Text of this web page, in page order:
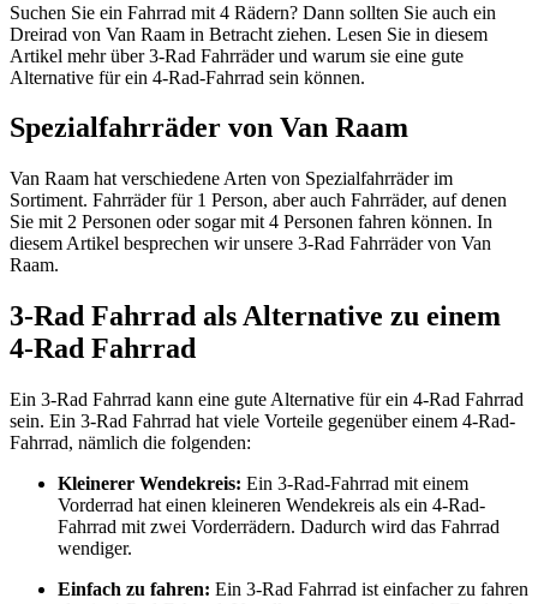
Suchen Sie ein Fahrrad mit 4 Rädern? Dann sollten Sie auch ein
Dreirad von Van Raam in Betracht ziehen. Lesen Sie in diesem
Artikel mehr über 3-Rad Fahrräder und warum sie eine gute
Alternative für ein 4-Rad-Fahrrad sein können.
Spezialfahrräder von Van Raam
Van Raam hat verschiedene Arten von Spezialfahrräder im
Sortiment. Fahrräder für 1 Person, aber auch Fahrräder, auf denen
Sie mit 2 Personen oder sogar mit 4 Personen fahren können. In
diesem Artikel besprechen wir unsere 3-Rad Fahrräder von Van
Raam.
3-Rad Fahrrad als Alternative zu einem
4-Rad Fahrrad
Ein 3-Rad Fahrrad kann eine gute Alternative für ein 4-Rad Fahrrad
sein. Ein 3-Rad Fahrrad hat viele Vorteile gegenüber einem 4-Rad-
Fahrrad, nämlich die folgenden:
Kleinerer Wendekreis: Ein 3-Rad-Fahrrad mit einem
Vorderrad hat einen kleineren Wendekreis als ein 4-Rad-
Fahrrad mit zwei Vorderrädern. Dadurch wird das Fahrrad
wendiger.
Einfach zu fahren: Ein 3-Rad Fahrrad ist einfacher zu fahren